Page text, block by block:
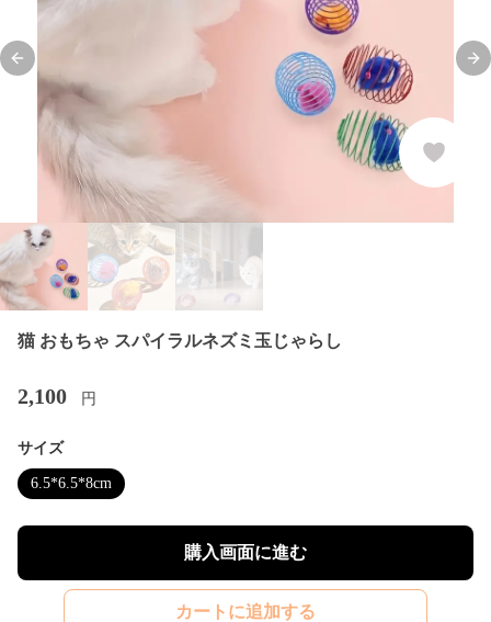
Previous slide
猫 おもちゃ スパイラルネズミ玉じゃらし
2,100 円
サイズ
6.5*6.5*8cm
購入画面に進む
カートに追加する